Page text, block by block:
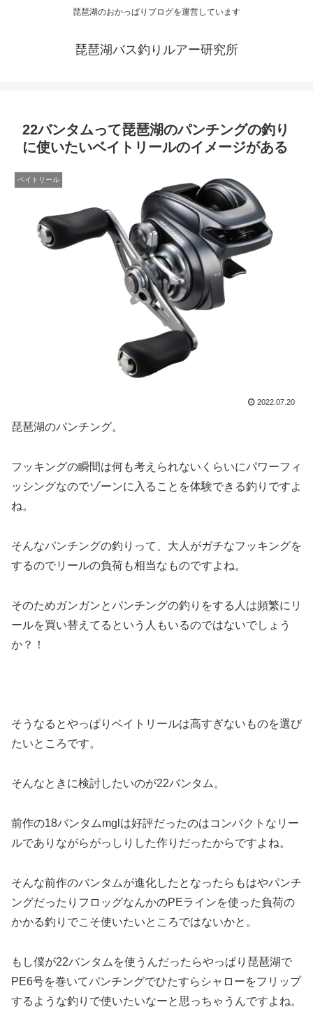
琵琶湖のおかっぱりブログを運営しています
琵琶湖バス釣りルアー研究所
22バンタムって琵琶湖のパンチングの釣り
に使いたいベイトリールのイメージがある
ベイトリール
2022.07.20
琵琶湖のパンチング。
フッキングの瞬間は何も考えられないくらいにパワーフィ
ッシングなのでゾーンに入ることを体験できる釣りですよ
ね。
そんなパンチングの釣りって、大人がガチなフッキングを
するのでリールの負荷も相当なものですよね。
そのためガンガンとパンチングの釣りをする人は頻繁にリ
ールを買い替えてるという人もいるのではないでしょう
か？！
そうなるとやっぱりベイトリールは高すぎないものを選び
たいところです。
そんなときに検討したいのが22バンタム。
前作の18バンタムmglは好評だったのはコンパクトなリー
ルでありながらがっしりした作りだったからですよね。
そんな前作のバンタムが進化したとなったらもはやパンチ
ングだったりフロッグなんかのPEラインを使った負荷の
かかる釣りでこそ使いたいところではないかと。
もし僕が22バンタムを使うんだったらやっぱり琵琶湖で
PE6号を巻いてパンチングでひたすらシャローをフリップ
するような釣りで使いたいなーと思っちゃうんですよね。